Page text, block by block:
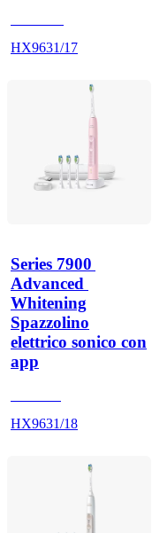
HX9631/17
Series 7900
Advanced
Whitening
Spazzolino
elettrico sonico con
app
HX9631/18